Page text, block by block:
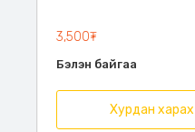
3,500₮
Бэлэн байгаа
Хурдан харах